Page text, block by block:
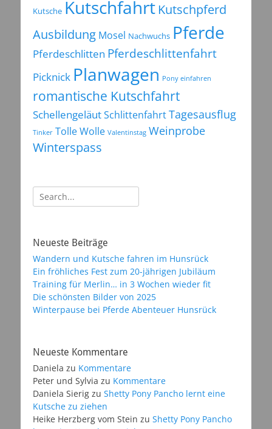
Kutsche Kutschfahrt Kutschpferd
Ausbildung Mosel Nachwuchs Pferde
Pferdeschlitten Pferdeschlittenfahrt
Picknick Planwagen Pony einfahren
romantische Kutschfahrt
SchellengeläutSchlittenfahrtTagesausflug
Tinker Tolle Wolle Valentinstag Weinprobe
Winterspass
Suchen
nach:
Neueste Beiträge
Wandern und Kutsche fahren im Hunsrück
Ein fröhliches Fest zum 20-jährigen Jubiläum
Training für Merlin… in 3 Wochen wieder fit
Die schönsten Bilder von 2025
Winterpause bei Pferde Abenteuer Hunsrück
Neueste Kommentare
Daniela zu Kommentare
Peter und Sylvia zu Kommentare
Daniela Sierig zu Shetty Pony Pancho lernt eine
Kutsche zu ziehen
Heike Herzberg vom Stein zu Shetty Pony Pancho